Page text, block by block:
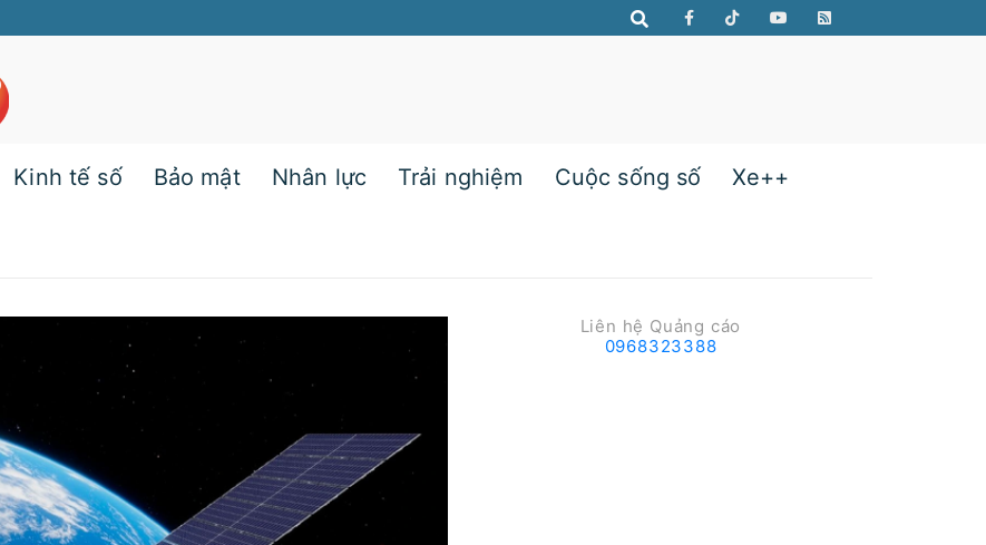
Kinh tế số Bảo mật Nhân lực Trải nghiệm Cuộc sống số Xe++
Liên hệ Quảng cáo
0968323388